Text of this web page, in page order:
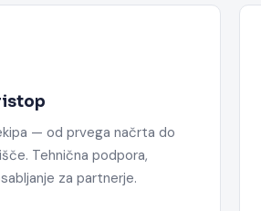
— od prvega načrta do
Tehnična podpora,
za partnerje.